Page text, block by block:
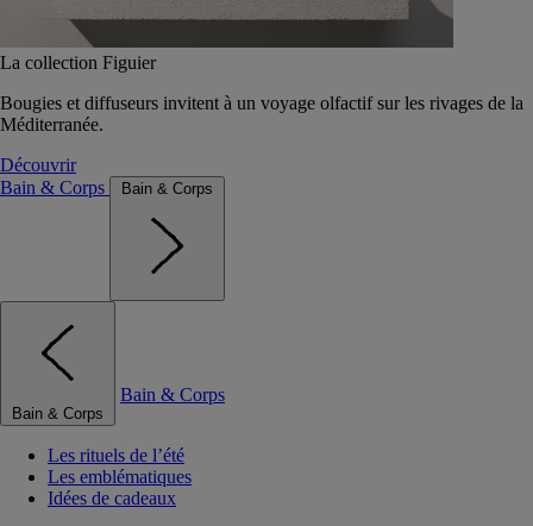
La collection Figuier
Bougies et diffuseurs invitent à un voyage olfactif sur les rivages de la
Méditerranée.
Découvrir
Bain & Corps
Bain & Corps
Bain & Corps
Bain & Corps
Les rituels de l’été
Les emblématiques
Idées de cadeaux